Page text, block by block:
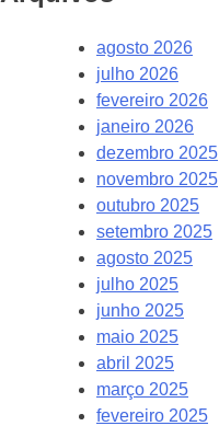
agosto 2026
julho 2026
fevereiro 2026
janeiro 2026
dezembro 2025
novembro 2025
outubro 2025
setembro 2025
agosto 2025
julho 2025
junho 2025
maio 2025
abril 2025
março 2025
fevereiro 2025